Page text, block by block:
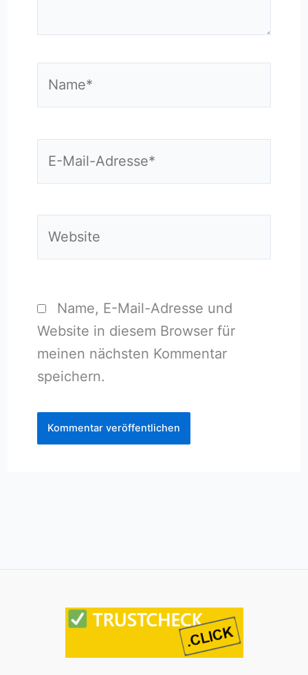
Name, E-Mail-Adresse und
Website in diesem Browser für
meinen nächsten Kommentar
speichern.